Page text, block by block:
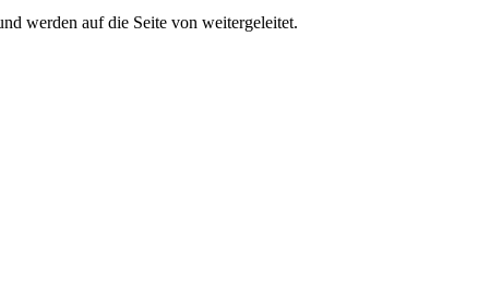
werden auf die Seite von weitergeleitet.